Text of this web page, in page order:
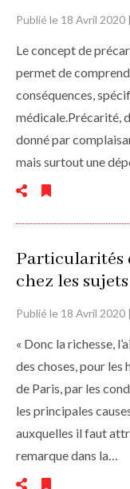
Publié le 18 Avril
Le concept de
permet de
conséquences,
médicale.Précarité,
donné par
mais surtout une
Particularités
chez les
Publié le 18 Avril
« Donc la richesse,
des choses, pour
de Paris, par les
les principales
auxquelles il faut
remarque dans la…